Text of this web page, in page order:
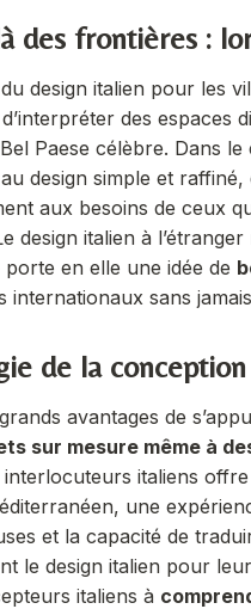
des frontières :
design italien pour les
d’interpréter des espaces
Paese célèbre. Dans
design simple et
aux besoins de ceux
design italien à
en elle une idée de
internationaux sans
de la
grands avantages de
sur mesure même à
interlocuteurs italiens offre
une
et la capacité de
le design italien pour
italiens à